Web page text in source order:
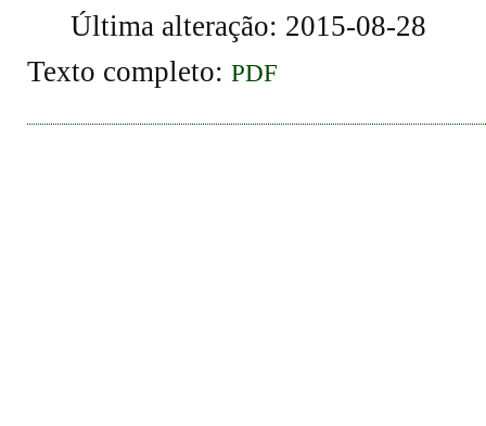
Última alteração: 2015-08-28
Texto completo: PDF